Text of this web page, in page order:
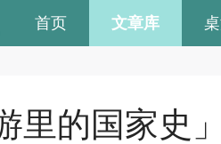
首页 文章库
里的国家史